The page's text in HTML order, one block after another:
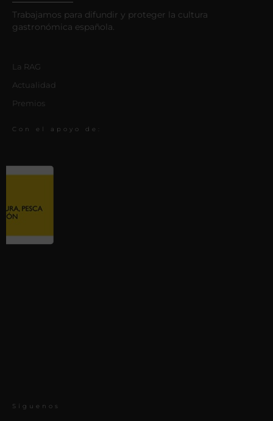
Trabajamos para difundir y proteger la cultura
gastronómica española.
La RAG
Actualidad
Premios
Con el apoyo de:
Síguenos